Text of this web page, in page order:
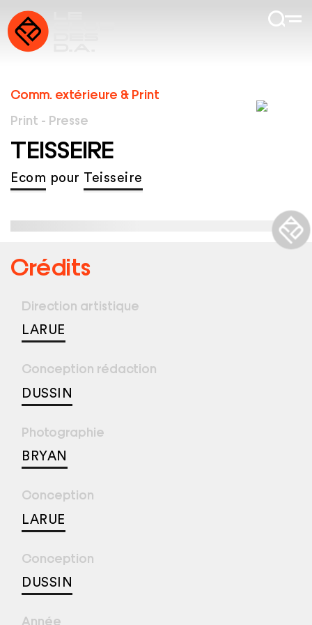
Comm. extérieure & Print
Print - Presse
TEISSEIRE
Ecom pour Teisseire
Crédits
Direction artistique
LARUE
Conception rédaction
DUSSIN
Photographie
BRYAN
Conception
LARUE
Conception
DUSSIN
Année